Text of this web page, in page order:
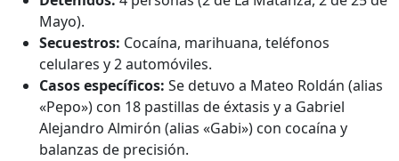
Mayo).
Secuestros: Cocaína, marihuana, teléfonos
celulares y 2 automóviles.
Casos específicos: Se detuvo a Mateo Roldán (alias
«Pepo») con 18 pastillas de éxtasis y a Gabriel
Alejandro Almirón (alias «Gabi») con cocaína y
balanzas de precisión.